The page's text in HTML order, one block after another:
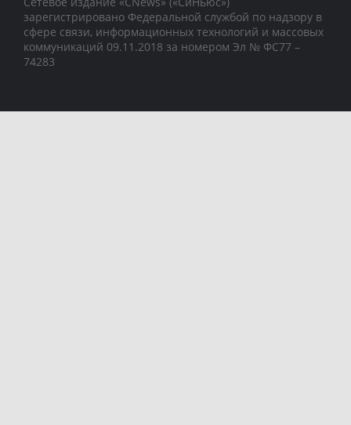
зарегистрировано Федеральной службой по надзору в
сфере связи, информационных технологий и массовых
коммуникаций 09.11.2018 за номером Эл № ФС77 –
74283